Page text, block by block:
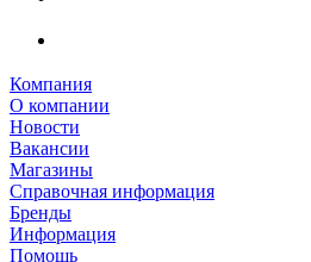
Компания
О компании
Новости
Вакансии
Магазины
Справочная информация
Бренды
Информация
Помощь